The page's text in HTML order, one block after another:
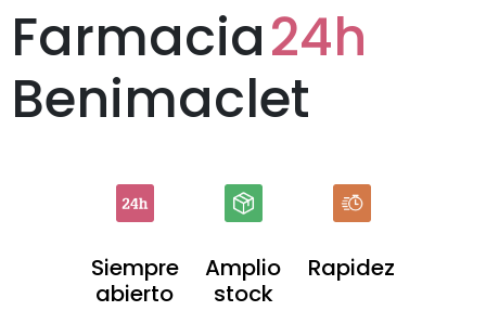
Farmacia24h
Benimaclet
Siempre
abierto
Amplio
stock
Rapidez